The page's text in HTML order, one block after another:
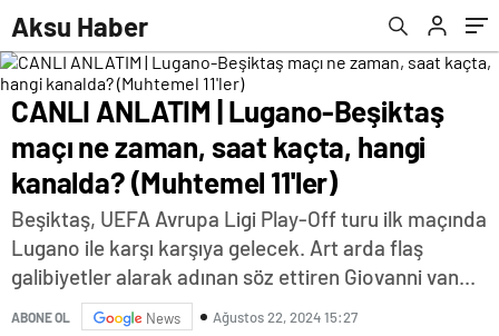
Aksu Haber
CANLI ANLATIM | Lugano-Beşiktaş
maçı ne zaman, saat kaçta, hangi
kanalda? (Muhtemel 11'ler)
Beşiktaş, UEFA Avrupa Ligi Play-Off turu ilk maçında
Lugano ile karşı karşıya gelecek. Art arda flaş
galibiyetler alarak adınan söz ettiren Giovanni van...
ABONE OL News Ağustos 22, 2024 15:27